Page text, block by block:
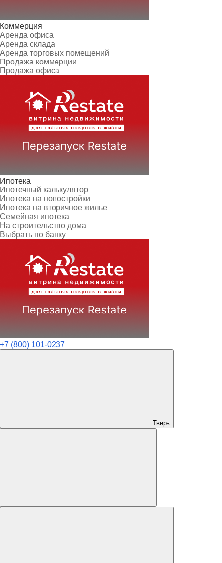
Коммерция
Аренда офиса
Аренда склада
Аренда торговых помещений
Продажа коммерции
Продажа офиса
Ипотека
Ипотечный калькулятор
Ипотека на новостройки
Ипотека на вторичное жилье
Семейная ипотека
На строительство дома
Выбрать по банку
+7 (800) 101-0237
Тверь